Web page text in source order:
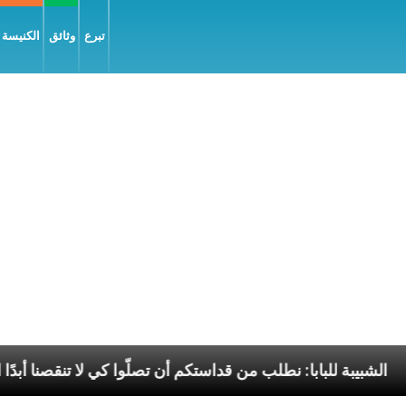
وثائق تبرع
الشبيبة للبابا: نطلب من قداستكم أن تصلّوا كي